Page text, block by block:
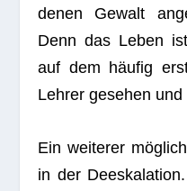
denen Gewalt
Denn das Leben
auf dem häu­fig
Leh­rer gese­hen
Ein wei­te­rer
in der